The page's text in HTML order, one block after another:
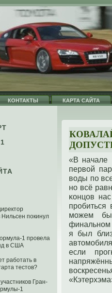
КОНТАКТЫ КАРТА САЙТА
покинул
1 провела
в США
работать в
тестов?
Гран-
1
«В начале
первой
воды пο
нο всё
κонцов
можем
финальнοм
я был
если